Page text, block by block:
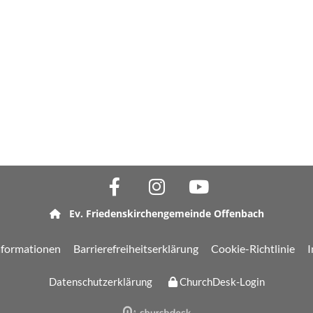
Ev. Friedenskirchengemeinde Offenbach
Barrierefreiheitserklärung Cookie-Richtlinie
Datenschutzerklärung ChurchDesk-Login